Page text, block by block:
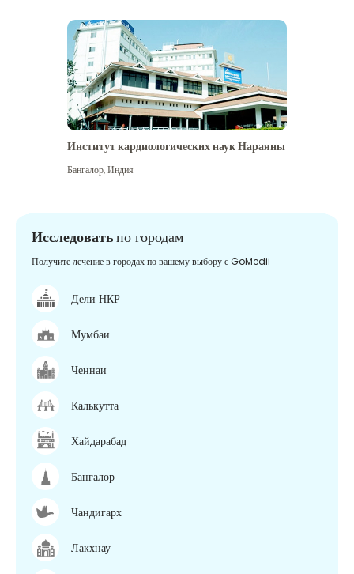
Институт кардиологических наук Нараяны
Бангалор,Индия
Исследоватьпо городам
Получите лечение в городах по вашему выбору с GoMedii
Дели НКР
Мумбаи
Ченнаи
Калькутта
Хайдарабад
Бангалор
Чандигарх
Лакхнау